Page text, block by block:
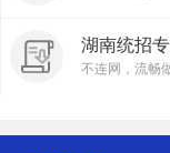
湖南统招
不连网，流畅